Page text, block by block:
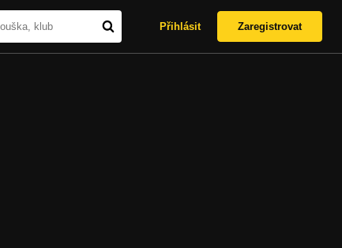
Přihlásit Zaregistrovat